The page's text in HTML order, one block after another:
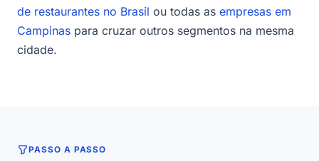
de restaurantes no Brasil ou todas as empresas em
Campinas para cruzar outros segmentos na mesma
cidade.
PASSO A PASSO